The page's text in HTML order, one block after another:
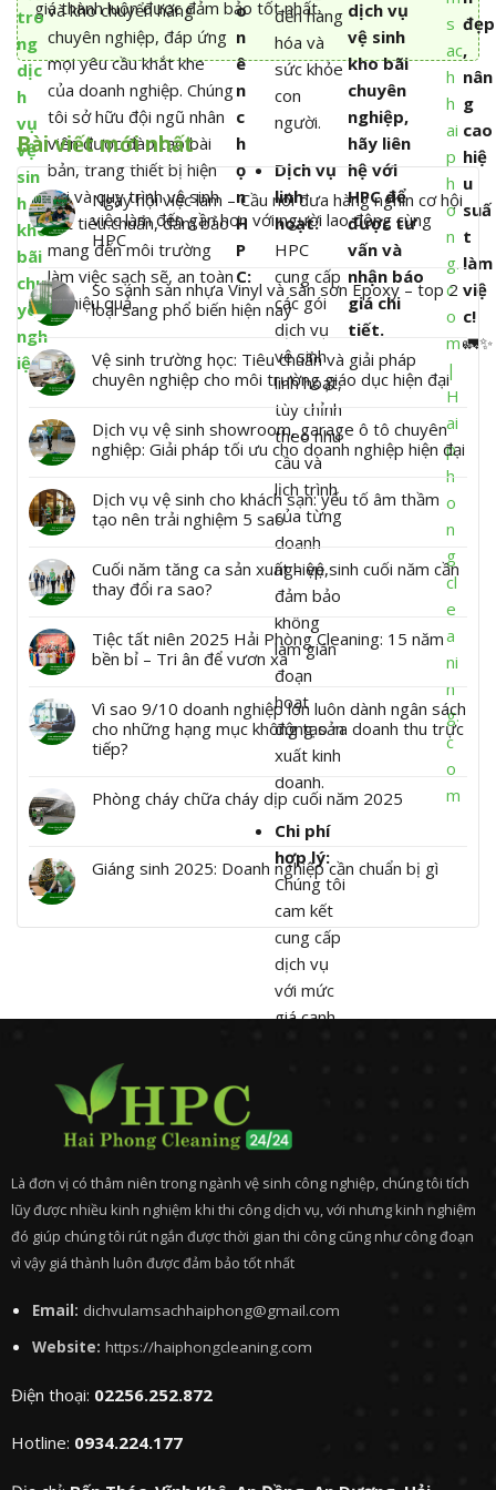
tro
ng
dịc
h
vụ
vệ
sin
h
kho
bãi
chu
yên
ngh
iệp
và kho chuyển hàng
chuyên nghiệp, đáp ứng
mọi yêu cầu khắt khe
của doanh nghiệp. Chúng
tôi sở hữu đội ngũ nhân
viên được đào tạo bài
bản, trang thiết bị hiện
đại và quy trình vệ sinh
đạt tiêu chuẩn, đảm bảo
mang đến môi trường
làm việc sạch sẽ, an toàn
và hiệu quả.
o
n
ê
n
c
h
ọ
n
H
P
C:
đến hàng
hóa và
sức khỏe
con
người.
Dịch vụ
linh
hoạt:
HPC
cung cấp
các gói
dịch vụ
vệ sinh
linh hoạt,
tùy chỉnh
theo nhu
cầu và
lịch trình
của từng
doanh
nghiệp,
đảm bảo
không
làm gián
đoạn
hoạt
động sản
xuất kinh
doanh.
Chi phí
hợp lý:
Chúng tôi
cam kết
cung cấp
dịch vụ
với mức
giá cạnh
xứng với
chất
lượng
dịch vụ
mà khách
nhận
dịch vụ
vệ sinh
kho bãi
chuyên
nghiệp,
hãy liên
hệ với
HPC để
được tư
vấn và
nhận báo
giá chi
tiết.
s
ac
h
h
ai
p
h
o
n
g.
c
o
m
|
H
ai
p
h
o
n
g
cl
e
a
ni
n
g.
c
o
m
đẹp
,
nân
g
cao
hiệ
u
suấ
t
làm
việ
c!
🚛✨
giá thành luôn được đảm bảo tốt nhất.
Bài viết mới nhất
Ngày hội việc làm – Cầu nối đưa hàng nghìn cơ hội
việc làm đến gần hơn với người lao động cùng
HPC
So sánh sàn nhựa Vinyl và sàn sơn Epoxy – top 2
loại sang phổ biến hiện nay
Vệ sinh trường học: Tiêu chuẩn và giải pháp
chuyên nghiệp cho môi trường giáo dục hiện đại
Dịch vụ vệ sinh showroom, garage ô tô chuyên
nghiệp: Giải pháp tối ưu cho doanh nghiệp hiện đại
Dịch vụ vệ sinh cho khách sạn: yếu tố âm thầm
tạo nên trải nghiệm 5 sao
Cuối năm tăng ca sản xuất – vệ sinh cuối năm cần
thay đổi ra sao?
Tiệc tất niên 2025 Hải Phòng Cleaning: 15 năm
bền bỉ – Tri ân để vươn xa
Vì sao 9/10 doanh nghiệp lớn luôn dành ngân sách
cho những hạng mục không tạo ra doanh thu trực
tiếp?
Phòng cháy chữa cháy dịp cuối năm 2025
Giáng sinh 2025: Doanh nghiệp cần chuẩn bị gì
Là đơn vị có thâm niên trong ngành vệ sinh công nghiệp, chúng tôi tích
lũy được nhiều kinh nghiệm khi thi công dịch vụ, với nhưng kinh nghiệm
đó giúp chúng tôi rút ngắn được thời gian thi công cũng như công đoạn
vì vậy giá thành luôn được đảm bảo tốt nhất
Email: dichvulamsachhaiphong@gmail.com
Website: https://haiphongcleaning.com
Điện thoại: 02256.252.872
Hotline: 0934.224.177